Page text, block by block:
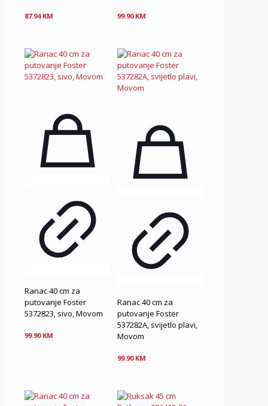
87.94 KM 99.90 KM
Ranac 40 cm za
putovanje Foster
5372823, sivo, Movom
99.90 KM
Ranac 40 cm za
putovanje Foster
537282A, svijetlo plavi,
Movom
99.90 KM